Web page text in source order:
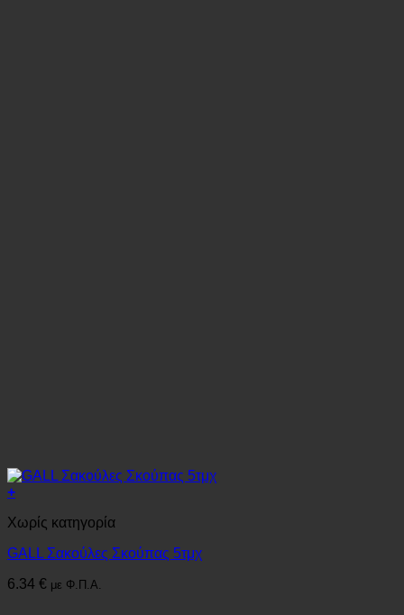
+
Χωρίς κατηγορία
GALL Σακούλες Σκούπας 5τμχ
6.34 € με Φ.Π.Α.